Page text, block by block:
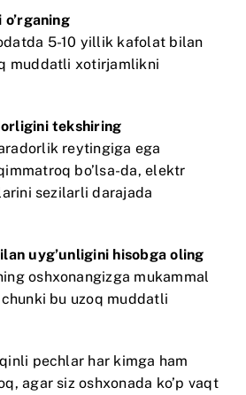
5-10 yillik kafolat bilan
muddatli xotirjamlikni
tekshiring
reytingiga ega
bo’lsa-da, elektr
sezilarli darajada
uyg’unligini hisobga oling
oshxonangizga mukammal
bu uzoq muddatli
pechlar har kimga ham
agar siz oshxonada ko’p vaqt